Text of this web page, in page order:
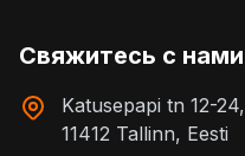
Свяжитесь с нами
Katusepapi tn 12-24,
11412 Tallinn, Eesti